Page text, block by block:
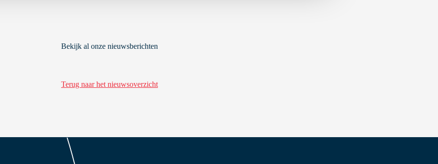
Bekijk al onze nieuwsberichten
Terug naar het nieuwsoverzicht